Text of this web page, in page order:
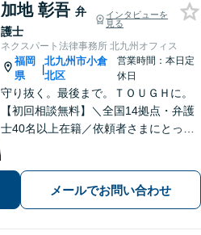
加地 彰吾 弁
護士
インタビューを
見る
ネクスパート法律事務所 北九州オフィス
福岡
県
|
北九州市小倉
北区
営業時間：本日定
休日
守り抜く。最後まで。ＴＯＵＧＨに。
【初回相談無料】＼全国14拠点・弁護
士40名以上在籍／依頼者さまにとって
題/相続/交通事故/刑事事件など、ご相
談ください【夜間・休日対応】
メールでお問い合わせ